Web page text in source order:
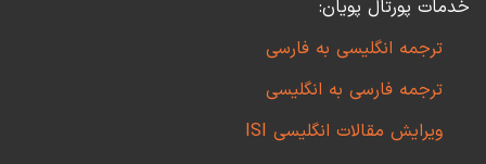
خدمات پورتال پویان:
ترجمه انگلیسی به فارسی
ترجمه فارسی به انگلیسی
ویرایش مقالات انگلیسی ISI